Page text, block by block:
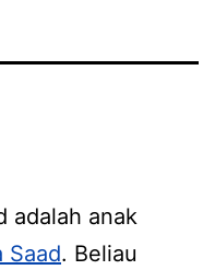
adalah anak
Saad. Beliau